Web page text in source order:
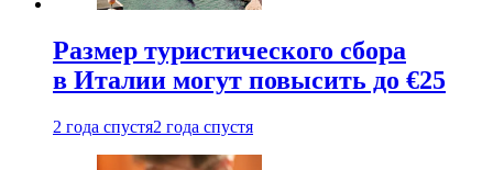
Размер туристического сбора
в Италии могут повысить до €25
2 года спустя2 года спустя